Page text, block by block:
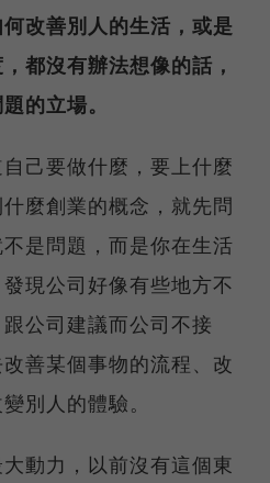
改善別人的生活，或是
都沒有辦法想像的話，
的立場。
己要做什麼，要上什麼
麼創業的概念，就先問
是問題，而是你在生活
現公司好像有些地方不
公司建議而公司不接
善某個事物的流程、改
別人的體驗。
動力，以前沒有這個東